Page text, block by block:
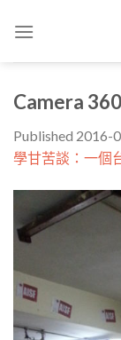
Camera 360
Published 2016-
學甘苦談：一個